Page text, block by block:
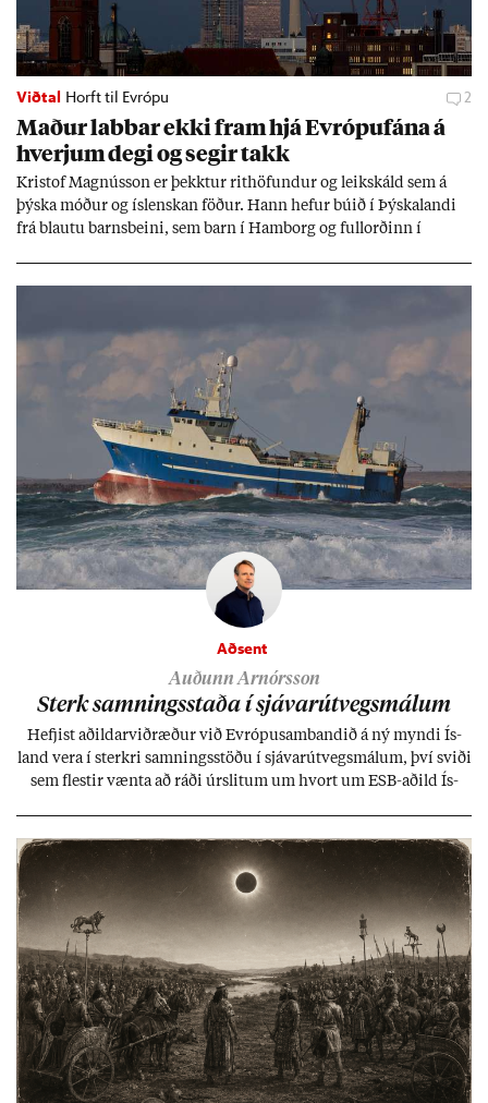
Viðtal Horft til Evrópu 2
Mað­ur labb­ar ekki fram hjá Evr­ópuf­ána á
hverj­um degi og seg­ir takk
Kri­stof Magnús­son er þekkt­ur rit­höf­und­ur og leik­skáld sem á
þýska móð­ur og ís­lensk­an föð­ur. Hann hef­ur bú­ið í Þýskalandi
frá blautu barns­beini, sem barn í Ham­borg og full­orð­inn í
Aðsent
Auðunn Arnórsson
Sterk samn­ings­staða í sjáv­ar­út­vegs­mál­um
Hefj­ist að­ild­ar­við­ræð­ur við Evr­ópu­sam­band­ið á ný myndi Ís­
land vera í sterkri samn­ings­stöðu í sjáv­ar­út­vegs­mál­um, því sviði
sem flest­ir vænta að ráði úr­slit­um um hvort um ESB-að­ild Ís­
kerfi, en sveigj­an­leiki til lausna er um­tals­verð­ur.